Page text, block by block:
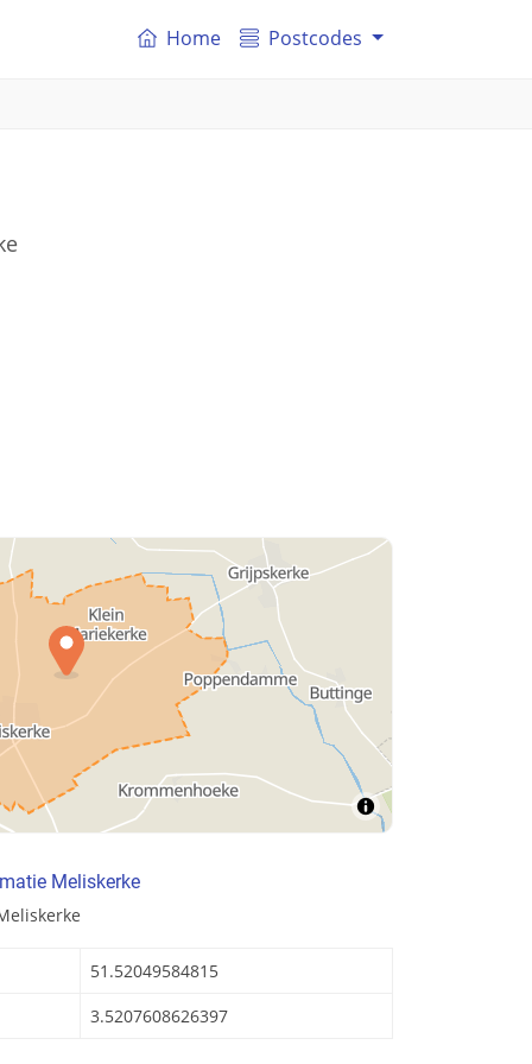
Home Postcodes
Meliskerke
51.52049584815
3.5207608626397